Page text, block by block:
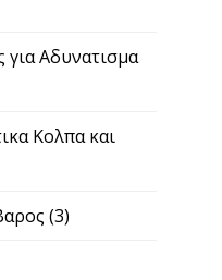
για Αδυνατισμα
Κολπα και
(3)